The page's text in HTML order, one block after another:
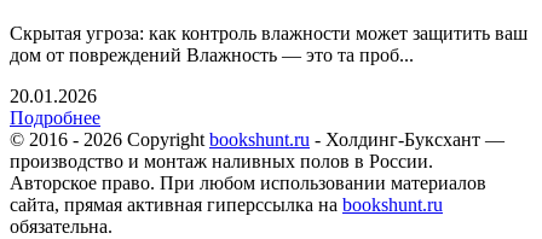
Скрытая угроза: как контроль влажности может защитить ваш
дом от повреждений Влажность — это та проб...
20.01.2026
Подробнее
© 2016 - 2026 Copyright bookshunt.ru - Холдинг-Буксхант —
производство и монтаж наливных полов в России.
Авторское право. При любом использовании материалов
сайта, прямая активная гиперссылка на bookshunt.ru
обязательна.